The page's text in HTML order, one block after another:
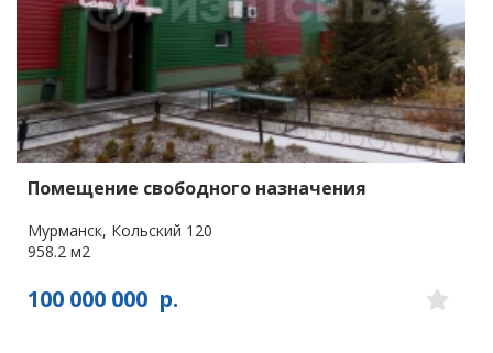
Помещение свободного назначения
Мурманск, Кольский 120
958.2 м2
100 000 000 р.